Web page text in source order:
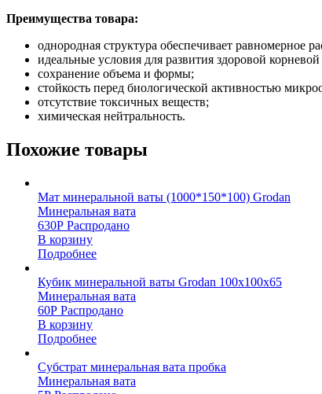
Преимущества товара:
однородная структура обеспечивает равномерное
идеальные условия для развития здоровой
сохранение объема и формы;
стойкость перед биологической активностью
отсутствие токсичных веществ;
химическая нейтральность.
Похожие товары
Мат минеральной ваты (1000*150*100) Grodan
Минеральная вата
630Р Распродано
В корзину
Подробнее
Кубик минеральной ваты Grodan 100х100х65
Минеральная вата
60Р Распродано
В корзину
Подробнее
Субстрат минеральная вата пробка
Минеральная вата